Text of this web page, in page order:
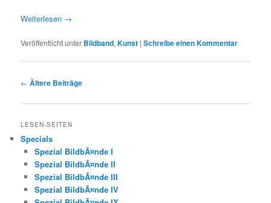
Weiterlesen →
Veröffentlicht unter Bildband,Kunst |Schreibe einen Kommentar
Beitrags-
← Ältere Beiträge
LESEN-SEITEN
Specials
Spezial BildbÃ¤nde I
Spezial BildbÃ¤nde II
Spezial BildbÃ¤nde III
Spezial BildbÃ¤nde IV